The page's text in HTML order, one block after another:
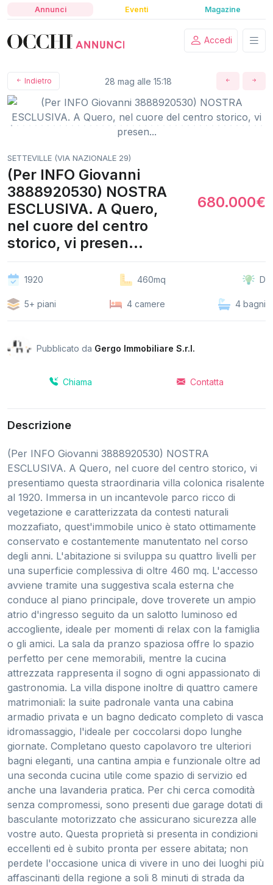
Annunci Eventi Magazine
Accedi
Indietro 28 mag alle 15:18
SETTEVILLE (VIA NAZIONALE 29)
(Per INFO Giovanni
3888920530) NOSTRA
ESCLUSIVA. A Quero,
nel cuore del centro
storico, vi presen...
680.000€
1920 460mq D
5+ piani 4 camere 4 bagni
Pubblicato da Gergo Immobiliare S.r.l.
Chiama Contatta
Descrizione
(Per INFO Giovanni 3888920530) NOSTRA
ESCLUSIVA. A Quero, nel cuore del centro storico, vi
presentiamo questa straordinaria villa colonica risalente
al 1920. Immersa in un incantevole parco ricco di
vegetazione e caratterizzata da contesti naturali
mozzafiato, quest'immobile unico è stato ottimamente
conservato e costantemente manutentato nel corso
degli anni. L'abitazione si sviluppa su quattro livelli per
una superficie complessiva di oltre 460 mq. L'accesso
avviene tramite una suggestiva scala esterna che
conduce al piano principale, dove troverete un ampio
atrio d'ingresso seguito da un salotto luminoso ed
accogliente, ideale per momenti di relax con la famiglia
o gli amici. La sala da pranzo spaziosa offre lo spazio
perfetto per cene memorabili, mentre la cucina
attrezzata rappresenta il sogno di ogni appassionato di
gastronomia. La villa dispone inoltre di quattro camere
matrimoniali: la suite padronale vanta una cabina
armadio privata e un bagno dedicato completo di vasca
idromassaggio, l'ideale per coccolarsi dopo lunghe
giornate. Completano questo capolavoro tre ulteriori
bagni eleganti, una cantina ampia e funzionale oltre ad
una seconda cucina utile come spazio di servizio ed
anche una lavanderia pratica. Per chi cerca comodità
senza compromessi, sono presenti due garage dotati di
basculante motorizzato che assicurano sicurezza alle
vostre auto. Questa proprietà si presenta in condizioni
eccellenti ed è subito pronta per essere abitata; non
perdete l'occasione unica di vivere in uno dei luoghi più
affascinanti della regione a soli 8 minuti di strada da